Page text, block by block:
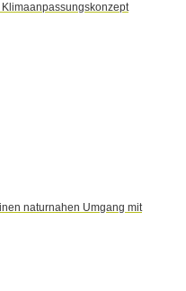
naturnahen Umgang mit